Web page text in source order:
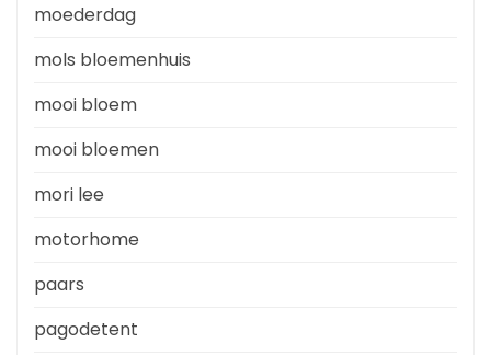
moederdag
mols bloemenhuis
mooi bloem
mooi bloemen
mori lee
motorhome
paars
pagodetent